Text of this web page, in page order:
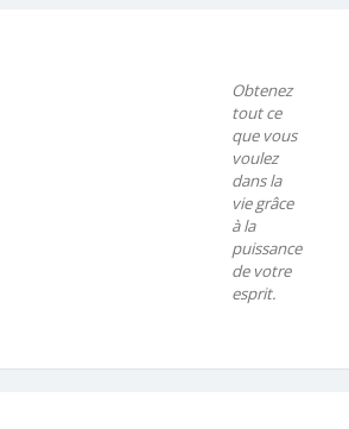
Obtenez
tout ce
que vous
voulez
dans la
vie grâce
à la
puissance
de votre
esprit.